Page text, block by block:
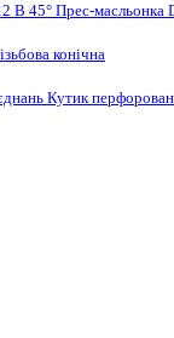
B 45°Прес-масльонка
конічна
Кутик